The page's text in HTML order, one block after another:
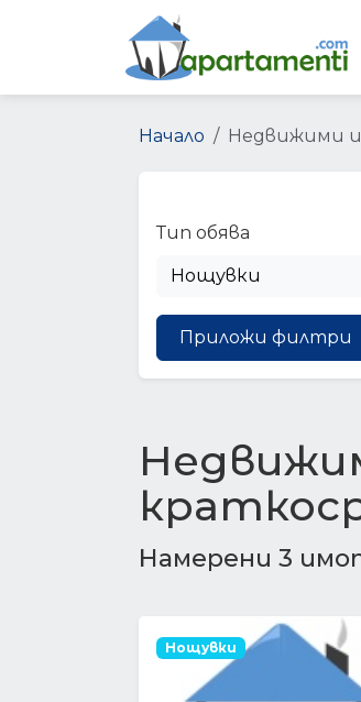
Начало Недвижими
Тип обява
Нощувки
Приложи филтри
Намерени 3
Нощувки